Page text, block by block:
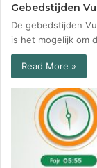
Gebedstijden
De gebedstijden
is het mogelijk om
Read More »